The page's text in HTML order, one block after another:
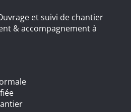
et suivi de chantier
& accompagnement à